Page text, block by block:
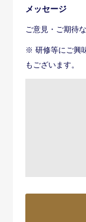
メッセージ
ご意見・ご期待
※ 研修等にご興
もございます。